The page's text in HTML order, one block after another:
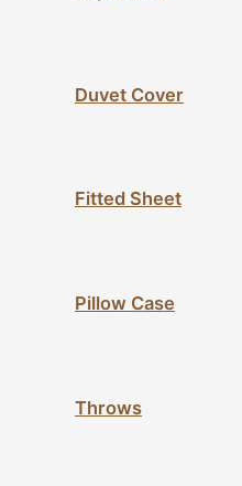
Duvet Cover
Fitted Sheet
Pillow Case
Throws